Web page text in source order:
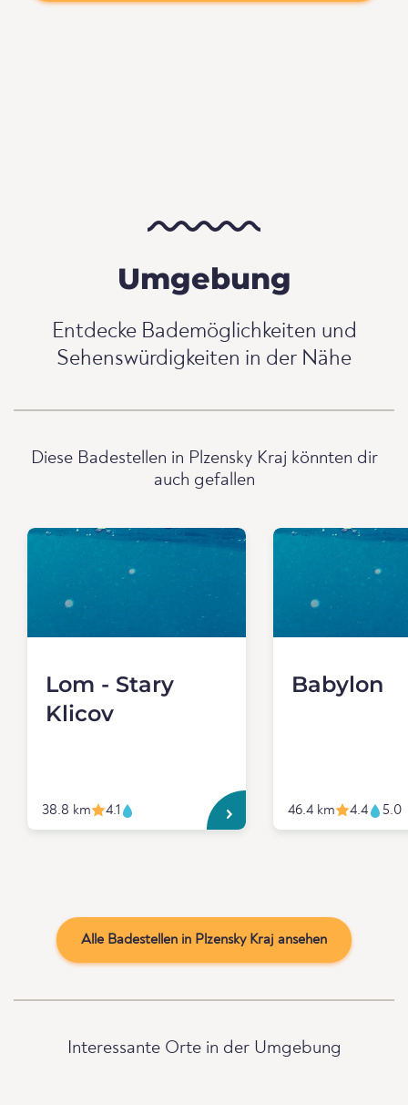
Umgebung
Entdecke Bademöglichkeiten und
Sehenswürdigkeiten in der Nähe
Diese Badestellen in Plzensky Kraj könnten dir
auch gefallen
Lom - Stary
Klicov
38.8 km 4.1
Babylon
46.4 km 4.4 5.0
Alle Badestellen in Plzensky Kraj ansehen
Interessante Orte in der Umgebung